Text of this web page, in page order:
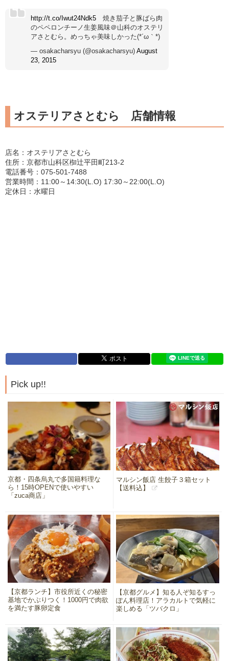
http://t.co/Iwut24Ndk5 焼き茄子と豚ばら肉
のペペロンチーノ生姜風味＠山科のオステリ
アさとむら。めっちゃ美味しかった(*´ω｀*)
— osakacharsyu (@osakacharsyu) August
23, 2015
オステリアさとむら 店舗情報
店名：オステリアさとむら
住所：京都市山科区椥辻平田町213-2
電話番号：075-501-7488
営業時間：11:00～14:30(L.O) 17:30～22:00(L.O)
定休日：水曜日
Pick up!!
京都・四条烏丸で多国籍料理な
ら！15時OPENで使いやすい
「zuca商店」
マルシン飯店 生餃子３箱セット
【送料込】
【京都ランチ】市役所近くの秘密
基地でかぶりつく！1000円で肉欲
を満たす豚卵定食
【京都グルメ】知る人ぞ知るすっ
ぽん料理店！アラカルトで気軽に
楽しめる「ツバクロ」